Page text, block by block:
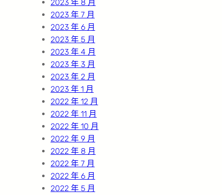
2023 年 8 月
2023 年 7 月
2023 年 6 月
2023 年 5 月
2023 年 4 月
2023 年 3 月
2023 年 2 月
2023 年 1 月
2022 年 12 月
2022 年 11 月
2022 年 10 月
2022 年 9 月
2022 年 8 月
2022 年 7 月
2022 年 6 月
2022 年 5 月